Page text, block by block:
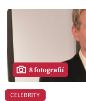
8 fotografií
CELEBRITY